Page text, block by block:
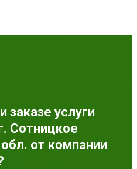
заказе услуги
Сотницкое
от компании